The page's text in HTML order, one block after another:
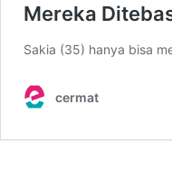
Mereka
Sakia (35) hanya bisa
cermat